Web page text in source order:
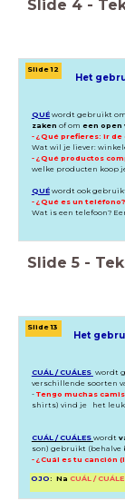
Slide 4 -
Het
QUÉ wordt gebruikt
zaken of om een open
- ¿Qué prefieres: ir
Wat wil je liever:
- ¿Qué productos
welke producten koop
QUÉ wordt ook
- ¿Qué es un
Wat is een telefoon?
Slide 12
Slide 5 -
Het
CUÁL / CUÁLES wordt
verschillende soorten
-Tengo muchas
shirts) vind je het
CUÁL / CUÁLES wordt
son) gebruikt (behalve
- ¿Cuál es tu canción
OJO : NaCUÁL /
Slide 13